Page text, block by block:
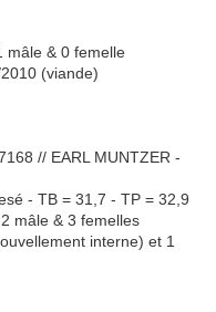
mâle & 0 femelle
(viande)
// EARL MUNTZER -
- TB = 31,7 - TP = 32,9
mâle & 3 femelles
interne) et 1